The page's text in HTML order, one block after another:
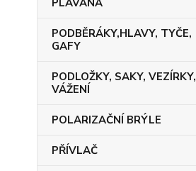
PLAVANÁ
PODBĚRÁKY,HLAVY, TYČE,
GAFY
PODLOŽKY, SAKY, VEZÍRKY,
VÁŽENÍ
POLARIZAČNÍ BRÝLE
PŘÍVLAČ